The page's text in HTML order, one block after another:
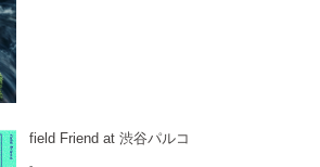
field Friend at 渋谷パルコ